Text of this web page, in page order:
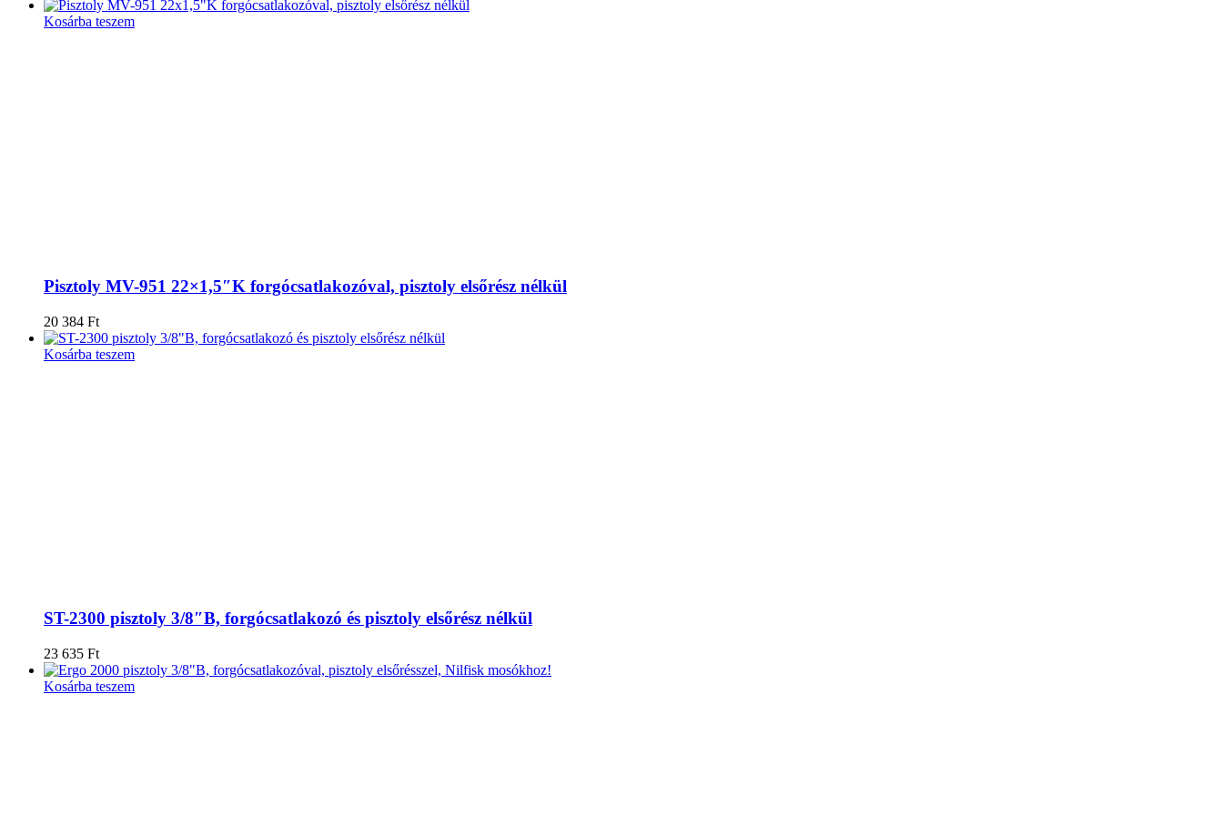
Kosárba teszem
Pisztoly MV-951 22×1,5″K forgócsatlakozóval, pisztoly elsőrész nélkül
20 384 Ft
Kosárba teszem
ST-2300 pisztoly 3/8″B, forgócsatlakozó és pisztoly elsőrész nélkül
23 635 Ft
Kosárba teszem